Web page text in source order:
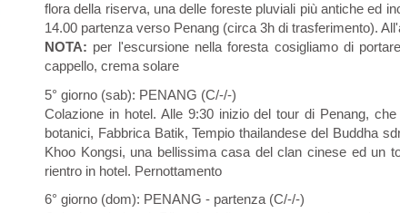
flora della riserva, una delle foreste pluviali più antiche ed
14.00 partenza verso Penang (circa 3h di trasferimento).
NOTA: per l'escursione nella foresta cosigliamo di
cappello, crema solare
5° giorno (sab): PENANG (C/-/-)
Colazione in hotel. Alle 9:30 inizio del tour di Penang,
botanici, Fabbrica Batik, Tempio thailandese del Buddha
Khoo Kongsi, una bellissima casa del clan cinese ed un
rientro in hotel. Pernottamento
6° giorno (dom): PENANG - partenza (C/-/-)